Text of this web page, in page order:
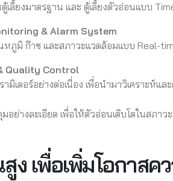
เลี้ยงมาตรฐาน และ ตู้เลี้ยงตัวอ่อนแบบ
& Alarm System
ภูมิ ก๊าซ และสภาวะแวดล้อมแบบ Real-
Quality Control
มิเตอร์อย่างต่อเนื่อง เพื่อนำมาวิเคราะห์แ
อย่างละเอียด เพื่อให้ตัวอ่อนเติบโตในสภ
ง เพื่อเพิ่มโอกาสค